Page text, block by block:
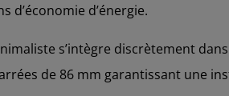
d’économie d’énergie.
s’intègre discrètement
de 86 mm garantissant une